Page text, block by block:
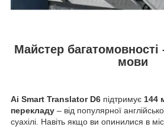
Майстер
мови
Ai Smart Translator D6 підтримує 144
перекладу – від популярної
суахілі. Навіть якщо ви опинилися в